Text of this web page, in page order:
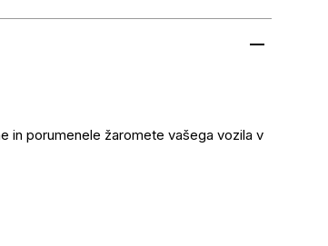
in porumenele žaromete vašega vozila v